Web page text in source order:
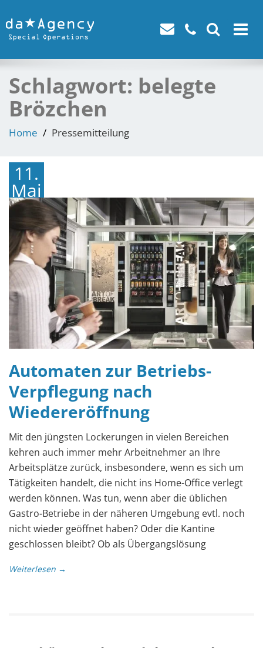
Toggle
Schlagwort: belegte
Brözchen
Home Pressemitteilung
11.
Mai
2020
Automaten zur Betriebs-
Verpflegung nach
Wiedereröffnung
Mit den jüngsten Lockerungen in vielen Bereichen
kehren auch immer mehr Arbeitnehmer an Ihre
Arbeitsplätze zurück, insbesondere, wenn es sich um
Tätigkeiten handelt, die nicht ins Home-Office verlegt
werden können. Was tun, wenn aber die üblichen
Gastro-Betriebe in der näheren Umgebung evtl. noch
nicht wieder geöffnet haben? Oder die Kantine
geschlossen bleibt? Ob als Übergangslösung
Weiterlesen →